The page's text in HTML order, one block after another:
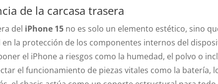
de la carcasa trasera
del iPhone 15 no es solo un elemento estético, sino
la protección de los componentes internos del
el iPhone a riesgos como la humedad, el polvo o
el funcionamiento de piezas vitales como la batería,